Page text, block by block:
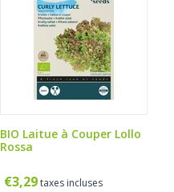
BIO Laitue à Couper Lollo
Rossa
€3,29 taxes incluses